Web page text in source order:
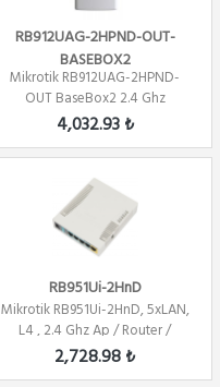
RB912UAG-2HPND-OUT-
BASEBOX2
Mikrotik RB912UAG-2HPND-
OUT BaseBox2 2.4 Ghz
802.11a/n 2x2 Mimo PT...
4,032.93 ₺
RB951Ui-2HnD
Mikrotik RB951Ui-2HnD, 5xLAN,
L4 , 2.4 Ghz Ap / Router /
Firewall ...
2,728.98 ₺